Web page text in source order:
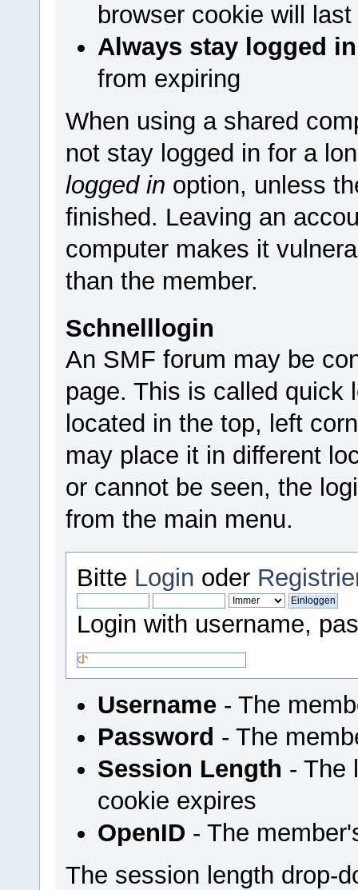
browser cookie will
Always stay logged in
from expiring
When using a shared
not stay logged in for a
logged in option, unless
finished. Leaving an
computer makes it
than the member.
Schnelllogin
An SMF forum may be
page. This is called quick
located in the top, left
may place it in different
or cannot be seen, the
from the main menu.
Bitte Login oder
Login with username,
Username- The
Password - The
Session Length - The
cookie expires
OpenID - The
The session length drop-